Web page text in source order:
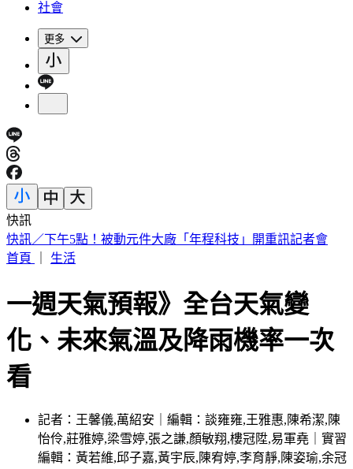
社會
更多
快訊
《花蓮好FUN》YOYO家族互動秀 每週六日花蓮鯉魚潭演出
首頁
生活
一週天氣預報》全台天氣變
化、未來氣溫及降雨機率一次
看
記者：王馨儀,萬紹安｜編輯：談雍雍,王雅惠,陳希潔,陳
怡伶,莊雅婷,梁雪婷,張之謙,顏敏翔,樓冠陞,易軍堯｜實習
編輯：黃若維,邱子嘉,黃宇辰,陳宥婷,李育靜,陳姿瑜,余冠